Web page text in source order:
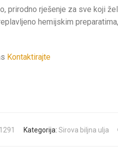
prirodno rješenje za sve koji
hemijskim
Kontaktirajte
1291 Kategorija: Sirova biljna ulja